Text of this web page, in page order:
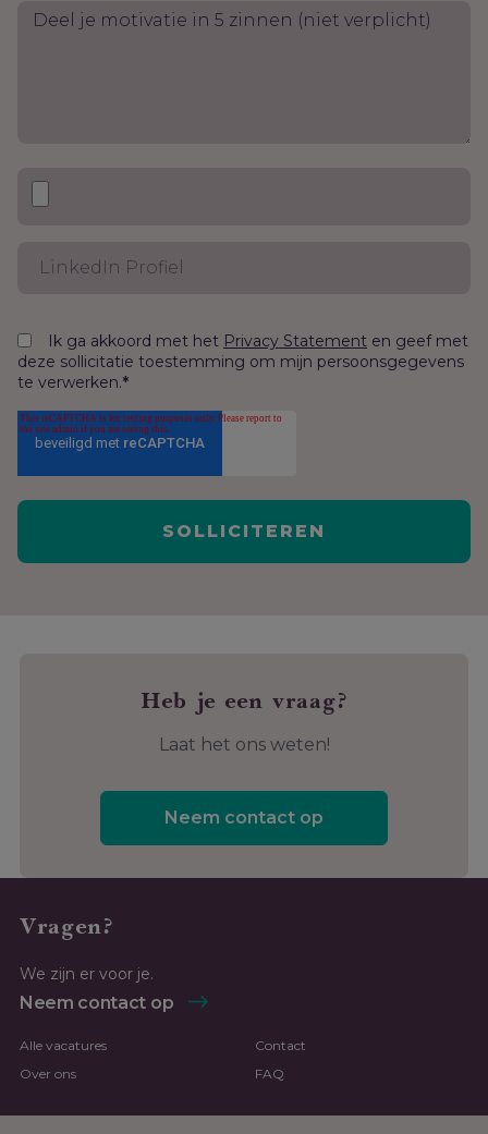
Ik ga akkoord met het Privacy Statement en geef met
deze sollicitatie toestemming om mijn persoonsgegevens
te verwerken.*
Heb je een vraag?
Laat het ons weten!
Neem contact op
Vragen?
We zijn er voor je.
Neem contact op
Alle vacatures
Contact
Over ons
FAQ